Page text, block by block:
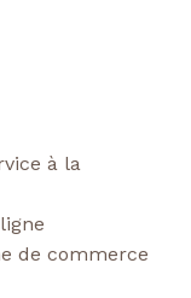
à la
de commerce